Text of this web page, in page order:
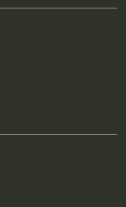
werden.
und hygrischen
von geschosshohen
x 2m unter saisonal
Forschung gut
sind qualitativ
und Grafiken